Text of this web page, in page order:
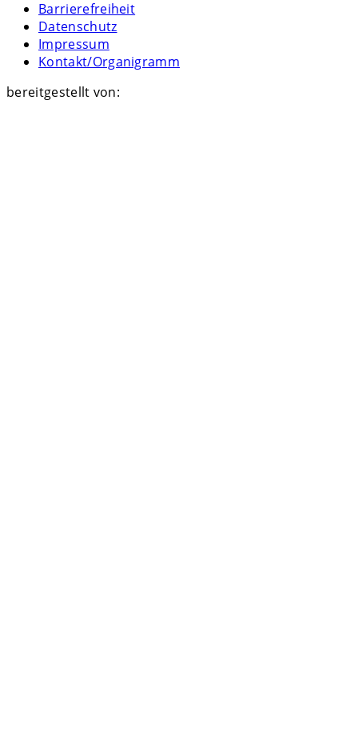
Barrierefreiheit
Datenschutz
Impressum
Kontakt/Organigramm
bereitgestellt von: